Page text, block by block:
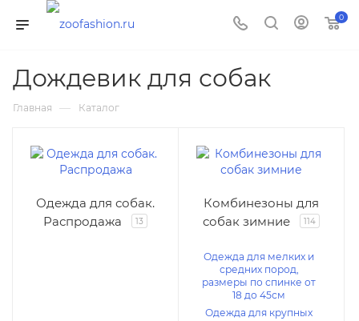
0
Дождевик для собак
Главная — Каталог
Одежда для собак.
Распродажа
13
Комбинезоны для
собак зимние
114
Одежда для мелких и
средних пород,
размеры по спинке от
18 до 45см
Одежда для крупных